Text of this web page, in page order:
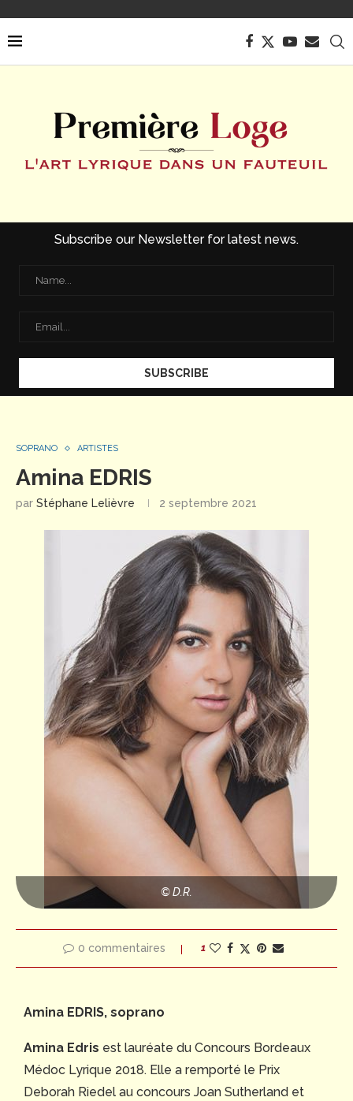
Subscribe our Newsletter for latest news.
SOPRANO ARTISTES
Amina EDRIS
par Stéphane Lelièvre 2 septembre 2021
© D.R.
0 commentaires 1
Amina EDRIS, soprano
Amina Edris est lauréate du Concours Bordeaux
Médoc Lyrique 2018. Elle a remporté le Prix
Deborah Riedel au concours Joan Sutherland et